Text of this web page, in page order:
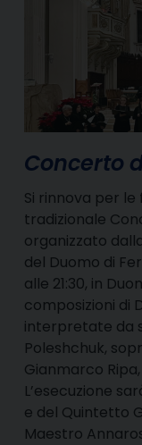
Concerto
Si rinnova per le
tradizionale
organizzato
del Duomo di
alle 21:30, in
composizioni di
interpretate da
Poleshchuk,
Gianmarco
L’esecuzione
e del Quintetto
Maestro